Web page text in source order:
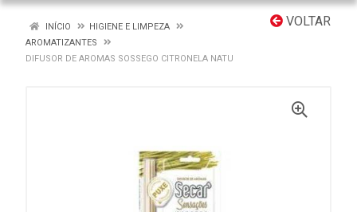
VOLTAR
INÍCIO
HIGIENE E LIMPEZA
AROMATIZANTES
DIFUSOR DE AROMAS SOSSEGO CITRONELA NATU